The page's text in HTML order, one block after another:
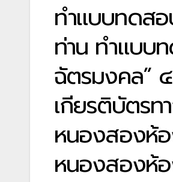
ทำแบบทดส
ท่าน ทำแบบ
ฉัตรมงคล”
เกียรติบัตรท
หนองสองห้อ
หนองสองห้